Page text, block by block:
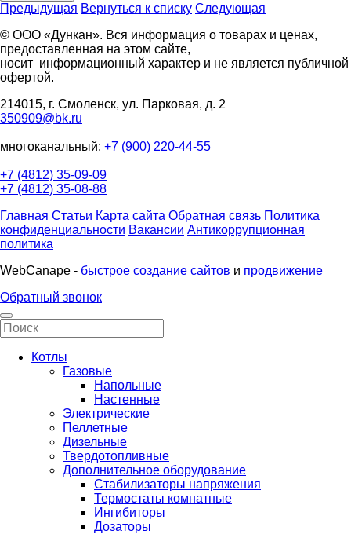
Предыдущая Вернуться к списку Следующая
© ООО «Дункан». Вся информация о товарах и ценах,
предоставленная на этом сайте,
носит информационный характер и не является публичной
офертой.
214015, г. Смоленск, ул. Парковая, д. 2
350909@bk.ru
многоканальный: +7 (900) 220-44-55
+7 (4812) 35-09-09
+7 (4812) 35-08-88
Главная Статьи Карта сайта Обратная связь Политика
конфиденциальности Вакансии Антикоррупционная
политика
WebCanape - быстрое создание сайтов и продвижение
Обратный звонок
Котлы
Газовые
Напольные
Настенные
Электрические
Пеллетные
Дизельные
Твердотопливные
Дополнительное оборудование
Стабилизаторы напряжения
Термостаты комнатные
Ингибиторы
Дозаторы